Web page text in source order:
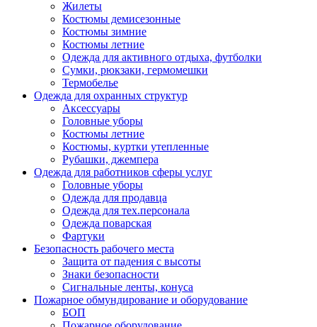
Жилеты
Костюмы демисезонные
Костюмы зимние
Костюмы летние
Одежда для активного отдыха, футболки
Сумки, рюкзаки, гермомешки
Термобелье
Одежда для охранных структур
Аксессуары
Головные уборы
Костюмы летние
Костюмы, куртки утепленные
Рубашки, джемпера
Одежда для работников сферы услуг
Головные уборы
Одежда для продавца
Одежда для тех.персонала
Одежда поварская
Фартуки
Безопасность рабочего места
Защита от падения с высоты
Знаки безопасности
Сигнальные ленты, конуса
Пожарное обмундирование и оборудование
БОП